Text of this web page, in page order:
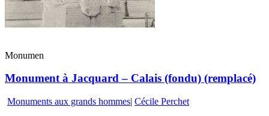
Monumen
Monument à Jacquard – Calais (fondu) (remplacé)
Monuments aux grands hommes| Cécile Perchet